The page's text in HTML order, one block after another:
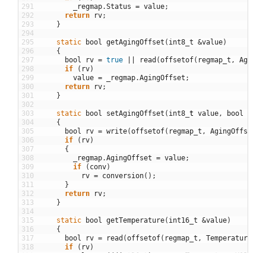
291
292
293
294
295
296
297
298
299
300
301
302
303
304
305
306
307
308
309
310
311
312
313
314
315
316
317
318
_regmap.Status = value;
return
rv;
}
static bool getAgingOffset ( int8_t &value)
{
bool
rv = true read (offsetof( regmap_t ,
if
( rv)
value = _regmap.AgingOffset ;
return
rv;
}
static bool setAgingOffset ( int8 t value , bool
{
bool
rv = write(offsetof( regmap_t , AgingOffset
if
( rv)
{
_regmap.AgingOffset = value;
if
( conv)
rv = conversion( ) ;
}
return
rv;
}
static bool getTemperature( int16_t &value)
{
bool
rv = read (offsetof( regmap_t , Temperature
if
( rv)